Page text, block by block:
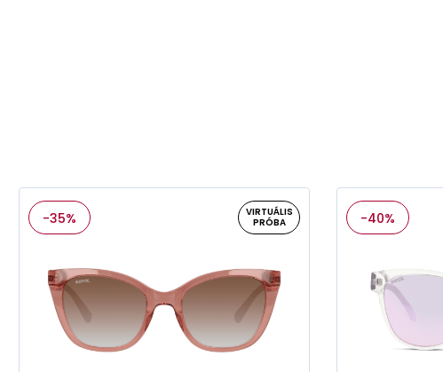
-35%
VIRTUÁLIS
PRÓBA
-40%